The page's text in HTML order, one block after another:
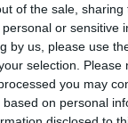
of the sale,
or sensitive
by us, please use
selection. Please
you may
on personal
Ρηγίλλης & Βασ.
/ Κρατήσεις: